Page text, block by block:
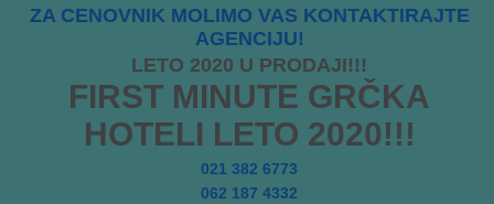
ZA CENOVNIK MOLIMO VAS KONTAKTIRAJTE
AGENCIJU!
LETO 2020 U PRODAJI!!!
FIRST MINUTE GRČKA
HOTELI LETO 2020!!!
021 382 6773
062 187 4332